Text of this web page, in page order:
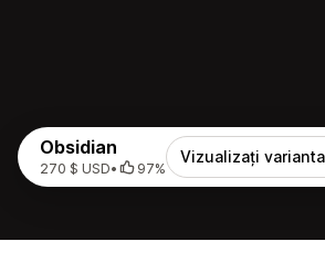
Obsidian
270 $ USD• 97%
Vizualizați